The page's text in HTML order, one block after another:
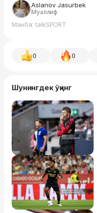
Aslanov Jasurbek
Муаллиф
Манба: talkSPORT
0 0
Шунингдек ўқинг